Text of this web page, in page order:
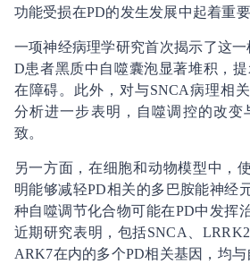
功能受损在PD的发生发展中起着重要
一项神经病理学研究首次揭示了这
D患者黑质中自噬囊泡显著堆积，
在障碍。此外，对与SNCA病理相
分析进一步表明，自噬调控的改变
致。
另一方面，在细胞和动物模型中，
明能够减轻PD相关的多巴胺能神经
种自噬调节化合物可能在PD中发挥
近期研究表明，包括SNCA、
ARK7在内的多个PD相关基因，均与